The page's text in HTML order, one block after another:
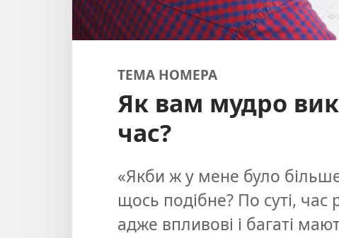
ТЕМА НОМЕРА
Як вам мудро
час?
«Якби ж у мене було
щось подібне? По суті,
адже впливові і багаті